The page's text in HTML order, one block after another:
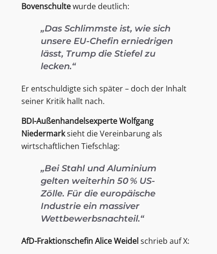
Bovenschultewurde deutlich:
„Das Schlimmste ist, wie sich
unsere EU-Chefin erniedrigen
lässt, Trump die Stiefel zu
lecken.“
Er entschuldigte sich später – doch der Inhalt
seiner Kritik hallt nach.
BDI-Außenhandelsexperte Wolfgang
Niedermarksieht die Vereinbarung als
wirtschaftlichen Tiefschlag:
„Bei Stahl und Aluminium
gelten weiterhin 50 % US-
Zölle. Für die europäische
Industrie ein massiver
Wettbewerbsnachteil.“
AfD-Fraktionschefin Alice Weidelschrieb auf X: